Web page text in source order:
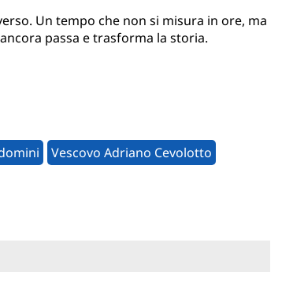
Un tempo che non si misura in ore, ma
passa e trasforma la storia.
Vescovo Adriano Cevolotto